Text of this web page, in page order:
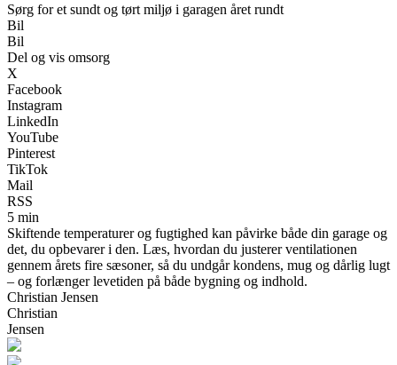
Sørg for et sundt og tørt miljø i garagen året rundt
Bil
Bil
Del og vis omsorg
X
Facebook
Instagram
LinkedIn
YouTube
Pinterest
TikTok
Mail
RSS
5 min
Skiftende temperaturer og fugtighed kan påvirke både din garage og
det, du opbevarer i den. Læs, hvordan du justerer ventilationen
gennem årets fire sæsoner, så du undgår kondens, mug og dårlig lugt
– og forlænger levetiden på både bygning og indhold.
Christian Jensen
Christian
Jensen